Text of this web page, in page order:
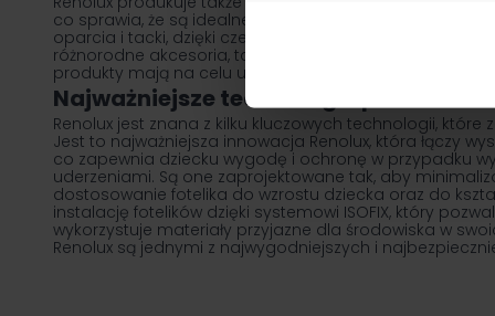
co sprawia, że są idealne na wyjazdy z dziećmi.
oparcia i tacki, dzięki czemu można je łatwo
różnorodne akcesoria, takie jak bazy ISOFIX,
produkty mają na celu ułatwienie życia rodzicom i
Najważniejsze technologie producenta
Renolux jest znana z kilku kluczowych technologii,
Jest to najważniejsza innowacja Renolux, która łączy
co zapewnia dziecku wygodę i ochronę w przypadku
uderzeniami. Są one zaprojektowane tak, aby
dostosowanie fotelika do wzrostu dziecka oraz do
instalację fotelików dzięki systemowi ISOFIX, który
wykorzystuje materiały przyjazne dla środowiska w
Renolux są jednymi z najwygodniejszych i